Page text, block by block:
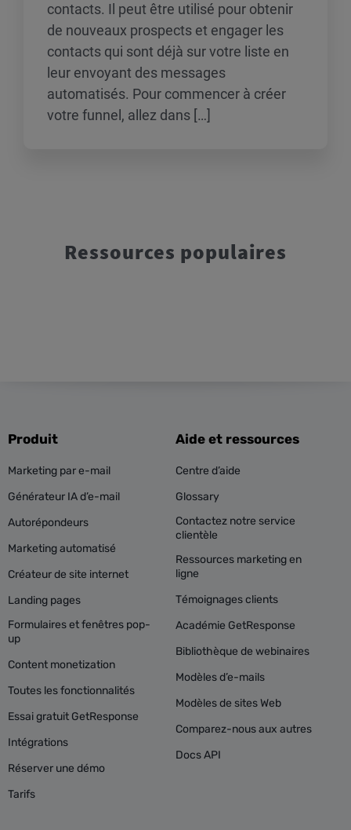
contacts. Il peut être utilisé pour obtenir
de nouveaux prospects et engager les
contacts qui sont déjà sur votre liste en
leur envoyant des messages
automatisés. Pour commencer à créer
votre funnel, allez dans […]
Ressources populaires
Produit
Marketing par e-mail
Générateur IA d’e-mail
Autorépondeurs
Marketing automatisé
Créateur de site internet
Landing pages
Formulaires et fenêtres pop-
up
Content monetization
Toutes les fonctionnalités
Essai gratuit GetResponse
Intégrations
Réserver une démo
Tarifs
Aide et ressources
Centre d’aide
Glossary
Contactez notre service
clientèle
Ressources marketing en
ligne
Témoignages clients
Académie GetResponse
Bibliothèque de webinaires
Modèles d’e-mails
Modèles de sites Web
Comparez-nous aux autres
Docs API